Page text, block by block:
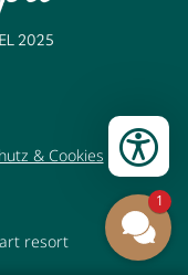
resort
& Cookies
1